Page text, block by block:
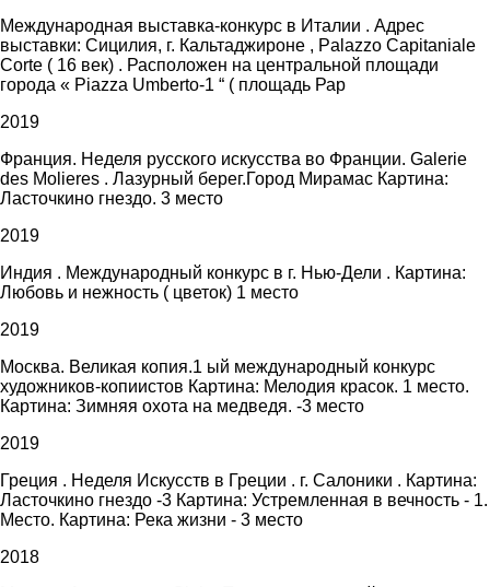
Международная выставка-конкурс в Италии . Адрес
выставки: Сицилия, г. Кальтаджироне , Palazzo Capitaniale
Corte ( 16 век) . Расположен на центральной площади
города « Piazza Umberto-1 “ ( площадь Рар
2019
Франция. Неделя русского искусства во Франции. Galerie
des Molieres . Лазурный берег.Город Мирамас Картина:
Ласточкино гнездо. 3 место
2019
Индия . Международный конкурс в г. Нью-Дели . Картина:
Любовь и нежность ( цветок) 1 место
2019
Москва. Великая копия.1 ый международный конкурс
художников-копиистов Картина: Мелодия красок. 1 место.
Картина: Зимняя охота на медведя. -3 место
2019
Греция . Неделя Искусств в Греции . г. Салоники . Картина:
Ласточкино гнездо -3 Картина: Устремленная в вечность - 1.
Место. Картина: Река жизни - 3 место
2018